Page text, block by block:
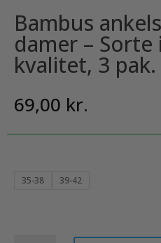
Bambus
damer –
kvalitet, 3 pak.
69,00 kr.
35-38 39-42